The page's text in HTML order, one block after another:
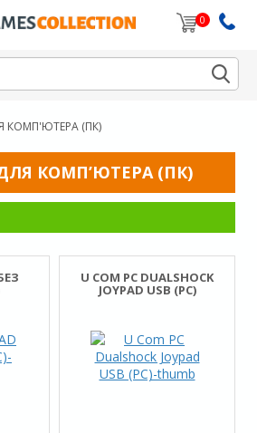
0
results are available use up and
КОМП'ЮТЕРА (ПК)
КОМП’ЮТЕРА (ПК)
U COM PC DUALSHOCK
JOYPAD USB (PC)